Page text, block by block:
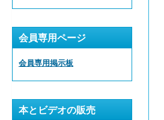
会員専用ページ
会員専用掲示板
本とビデオの販売